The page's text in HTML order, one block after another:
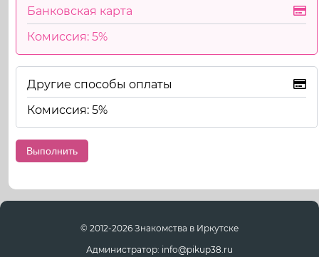
Банковская карта
Комиссия: 5%
Другие способы оплаты
Комиссия: 5%
© 2012-2026 Знакомства в Иркутске
Администратор: info@pikup38.ru